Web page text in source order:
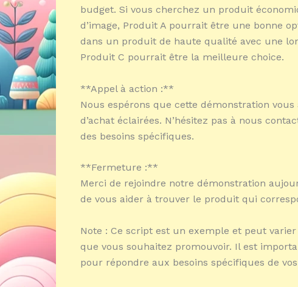
budget. Si vous cherchez un produit
d’image, Produit A pourrait être une bonne
dans un produit de haute qualité avec une
Produit C pourrait être la meilleure choice.
**Appel à action :**
Nous espérons que cette démonstration
d’achat éclairées. N’hésitez pas à nous
des besoins spécifiques.
**Fermeture :**
Merci de rejoindre notre démonstration
de vous aider à trouver le produit qui
Note : Ce script est un exemple et peut
que vous souhaitez promouvoir. Il est
pour répondre aux besoins spécifiques de